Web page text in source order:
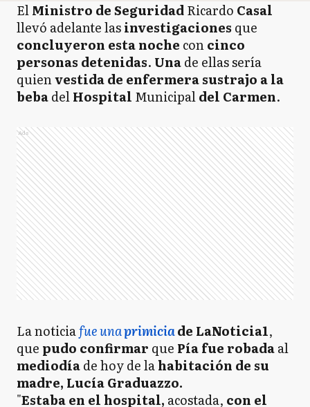
ElMinistro de SeguridadRicardo Casal
llevó adelante lasinvestigaciones que
concluyeron esta noche concinco
personas detenidas. Unade ellas sería
quienvestida de enfermera sustrajo a la
bebadelHospital Municipaldel Carmen.
Ads
La noticiafue unaprimiciade LaNoticia1,
que pudo confirmar que Pía fue robadaal
mediodíade hoy de lahabitación de su
madre, Lucía Graduazzo.
"Estaba en el hospital, acostada, con el